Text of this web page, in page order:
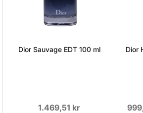
Dior Sauvage EDT 100 ml
1.469,51 kr
Dior